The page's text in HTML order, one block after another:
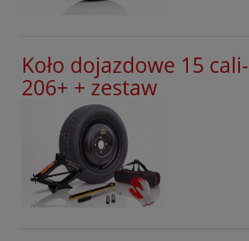
Lexus
Lynk&Co
Mazda
Mercedes
607
807
Bipper
E-3008
iOn
Koło dojazdowe 15
206+ + zestaw